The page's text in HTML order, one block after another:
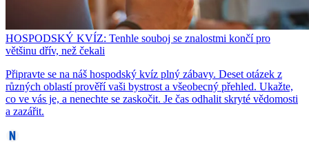
HOSPODSKÝ KVÍZ: Tenhle souboj se znalostmi končí pro
většinu dřív, než čekali
Připravte se na náš hospodský kvíz plný zábavy. Deset otázek z
různých oblastí prověří vaši bystrost a všeobecný přehled. Ukažte,
co ve vás je, a nenechte se zaskočit. Je čas odhalit skryté vědomosti
a zazářit.